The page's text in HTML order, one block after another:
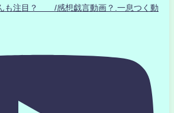
も注目？ /感想戯言動画？.一息つく動